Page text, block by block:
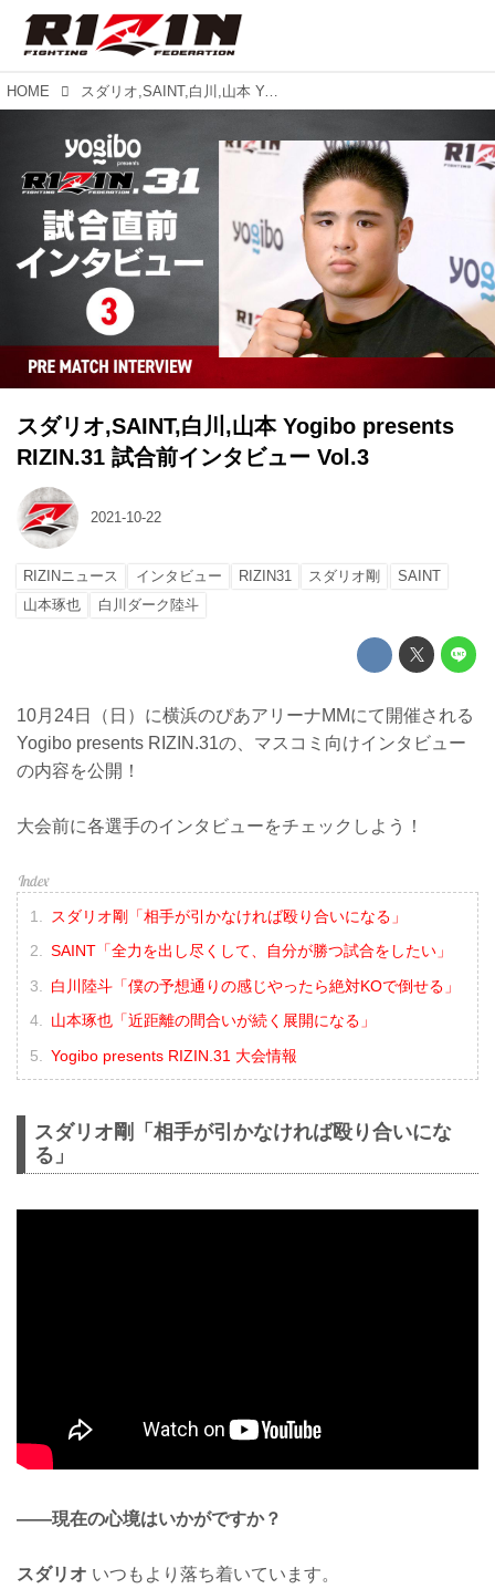
HOME スダリオ,SAINT,白川,山本 Yogibo presents RIZIN.31 試合前インタビュー Vol.3
スダリオ,SAINT,白川,山本 Yogibo presents
RIZIN.31 試合前インタビュー Vol.3
2021-10-22
RIZINニュース インタビュー RIZIN31 スダリオ剛
SAINT
山本琢也
白川ダーク陸斗
10月24日（日）に横浜のぴあアリーナMMにて開催される
Yogibo presents RIZIN.31の、マスコミ向けインタビュー
の内容を公開！
大会前に各選手のインタビューをチェックしよう！
スダリオ剛「相手が引かなければ殴り合いになる」
SAINT「全力を出し尽くして、自分が勝つ試合をしたい」
白川陸斗「僕の予想通りの感じやったら絶対KOで倒せる」
山本琢也「近距離の間合いが続く展開になる」
Yogibo presents RIZIN.31 大会情報
スダリオ剛「相手が引かなければ殴り合いにな
る」
——現在の心境はいかがですか？
スダリオ いつもより落ち着いています。